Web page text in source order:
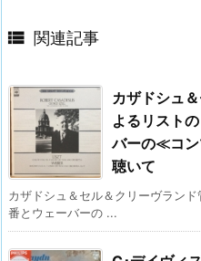
 関連記事
カザドシュ
よるリスト
バーの≪コ
聴いて
カザドシュ＆セル＆クリーヴラン
番とウェーバーの ...